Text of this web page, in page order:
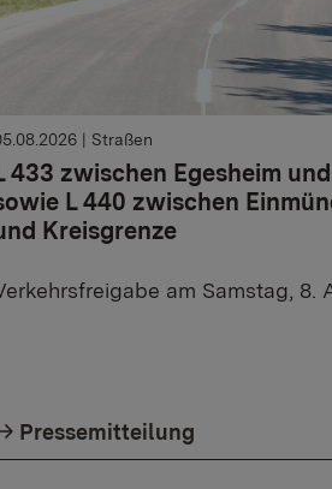
433 zwischen Egesheim
L 440 zwischen
Kreisgrenze
| Straßen
am Samstag, 8.
Pressemitteilung